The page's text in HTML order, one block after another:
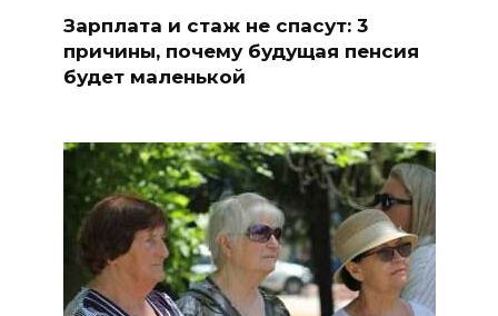
Зарплата и стаж не спасут: 3
причины, почему будущая пенсия
будет маленькой